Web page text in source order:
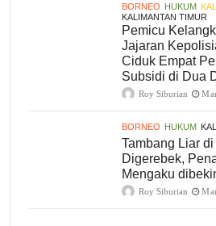
BORNEO HUKUM
KALIMANTAN TIMUR
Pemicu
Jajaran
Ciduk Empat
Subsidi di Dua
Roy Siburian
BORNEO HUKUM
Tambang Liar di
Digerebek,
Mengaku
Roy Siburian